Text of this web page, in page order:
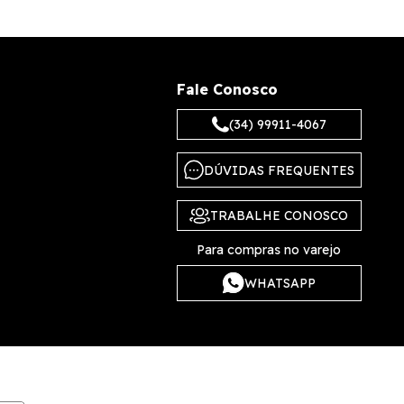
Fale Conosco
(34) 99911-4067
DÚVIDAS FREQUENTES
TRABALHE CONOSCO
Para compras no varejo
WHATSAPP